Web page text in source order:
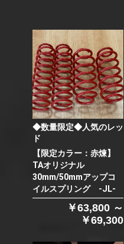
◆数量限定◆人気のレッ
ド
【限定カラー：赤煉】
TAオリジナル
30mm/50mmアップコ
イルスプリング -JL-
￥63,800 ～
￥69,300